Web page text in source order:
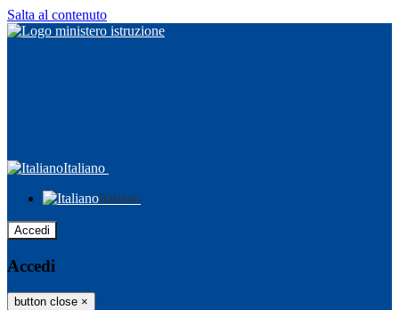
Salta al contenuto
Italiano
Italiano
Accedi
Accedi
button close ×